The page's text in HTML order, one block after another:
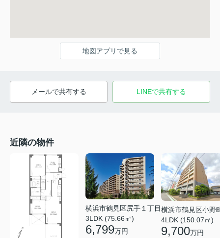
地図アプリで見る
メールで共有する LINEで共有する
近隣の物件
横浜市鶴見区尻手１丁目
3LDK (75.66㎡)
6,799万円
横浜市鶴見区小野
4LDK (150.07㎡)
9,700万円